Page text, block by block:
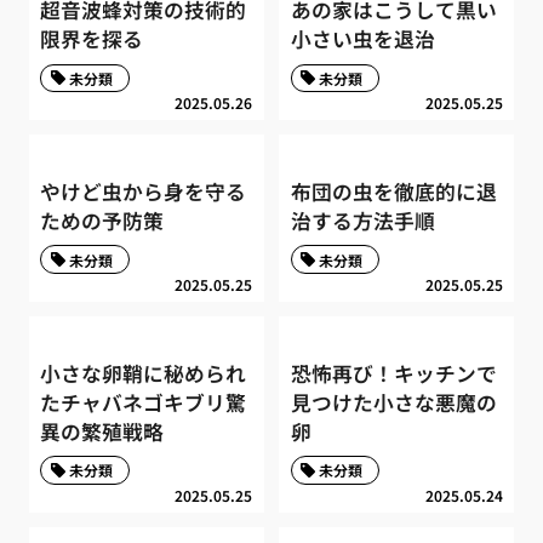
超音波蜂対策の技術的
限界を探る
2025.05.26
未分類
あの家はこうして黒い
小さい虫を退治
2025.05.25
未分類
やけど虫から身を守る
ための予防策
2025.05.25
未分類
布団の虫を徹底的に退
治する方法手順
2025.05.25
未分類
小さな卵鞘に秘められ
たチャバネゴキブリ驚
異の繁殖戦略
2025.05.25
未分類
恐怖再び！キッチンで
見つけた小さな悪魔の
卵
2025.05.24
未分類